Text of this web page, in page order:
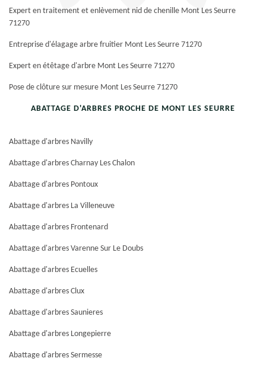
Expert en traitement et enlèvement nid de chenille Mont Les Seurre
71270
Entreprise d'élagage arbre fruitier Mont Les Seurre 71270
Expert en étêtage d'arbre Mont Les Seurre 71270
Pose de clôture sur mesure Mont Les Seurre 71270
ABATTAGE D'ARBRES PROCHE DE MONT LES SEURRE
Abattage d'arbres Navilly
Abattage d'arbres Charnay Les Chalon
Abattage d'arbres Pontoux
Abattage d'arbres La Villeneuve
Abattage d'arbres Frontenard
Abattage d'arbres Varenne Sur Le Doubs
Abattage d'arbres Ecuelles
Abattage d'arbres Clux
Abattage d'arbres Saunieres
Abattage d'arbres Longepierre
Abattage d'arbres Sermesse